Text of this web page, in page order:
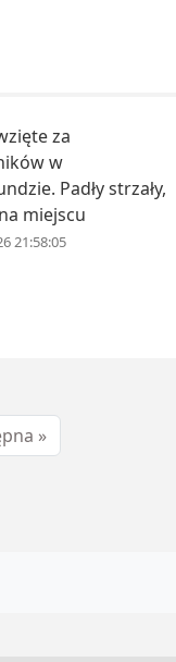
za
w
Padły strzały,
miejscu
21:58:05
»